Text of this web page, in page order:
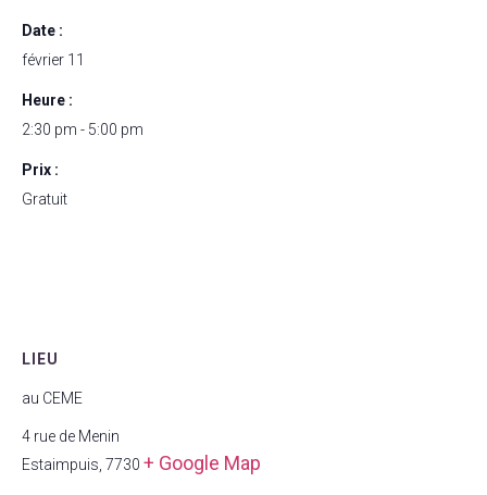
Date :
février 11
Heure :
2:30 pm - 5:00 pm
Prix :
Gratuit
LIEU
au CEME
4 rue de Menin
Estaimpuis 7730 + Google Map